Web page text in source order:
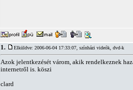
1. Elküldve: 2006-06-04 17:33:07, színházi videók, dvd-k
Azok jelentkezését várom, akik rendelkeznek
internetről is. köszi
clard